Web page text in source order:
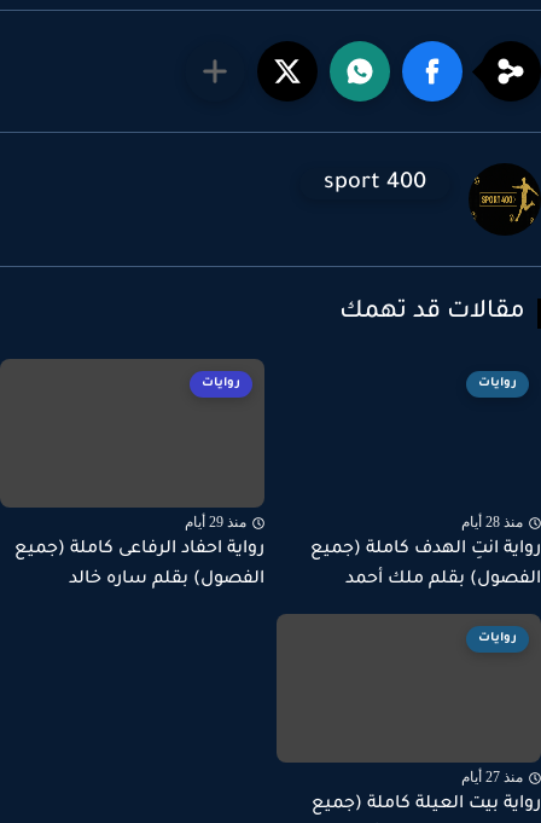
sport 400
قد تهمك
روايات
28 أيام
انتِ الهدف كاملة (جميع
بقلم ملك أحمد
روايات
منذ 29 أيام
رواية احفاد الرفاعى كاملة (جميع
الفصول) بقلم ساره خالد
روايات
27 أيام
بيت العيلة كاملة (جميع